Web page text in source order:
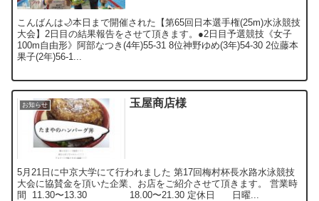
こんばんは🌙本日まで開催された【第65回日本選手権(25m)水泳競技
大会】2日目の結果報告をさせて頂きます。●2日目予選競技《女子
100m自由形》阿部なつき(4年)55-31 8位神野ゆめ(3年)54-30 2位藤本
果子(2年)56-1...
お知らせ 玉屋商店様
5月21日に中京大学にて行われました 第17回梅村杯長水路水泳競技
大会に協賛金を頂いた企業、お店をご紹介させて頂きます。 営業時
間 11.30〜13.30 18.00〜21.30 定休日 日曜...